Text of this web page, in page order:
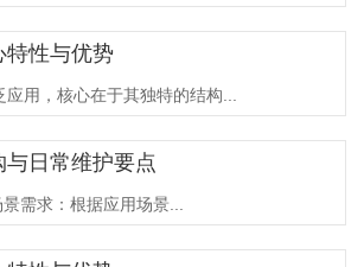
特性与优势
应用，核心在于其独特的结构...
日常维护要点
需求：根据应用场景...